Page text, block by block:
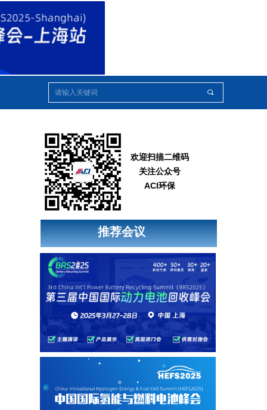
끠
欢迎扫描二维码
关注公众号
ACI环保
推荐会议